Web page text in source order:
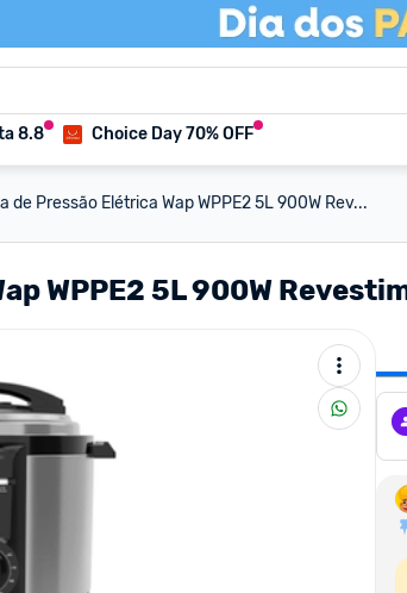
8.8 Choice Day 70% OFF
de Pressão Elétrica Wap WPPE2 5L 900W Rev...
WPPE2 5L 900W